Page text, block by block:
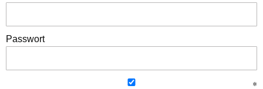
Passwort